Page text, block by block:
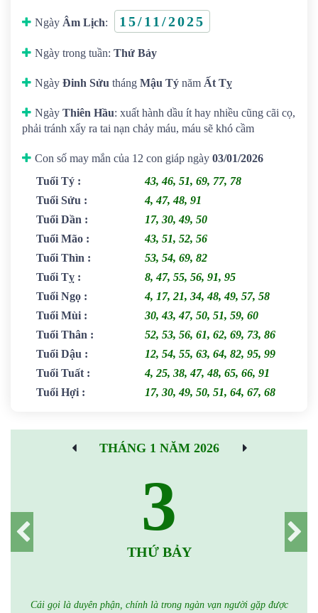
Ngày Âm Lịch: 15/11/2025
Ngày trong tuần: Thứ Bảy
Ngày Đinh Sửu tháng Mậu Tý năm Ất Tỵ
Ngày Thiên Hầu: xuất hành dầu ít hay nhiều cũng cãi cọ,
phải tránh xẩy ra tai nạn chảy máu, máu sẽ khó cầm
Con số may mắn của 12 con giáp ngày 03/01/2026
Tuổi Tý :
43, 46, 51, 69, 77, 78
Tuổi Sửu :
4, 47, 48, 91
Tuổi Dần :
17, 30, 49, 50
Tuổi Mão :
43, 51, 52, 56
Tuổi Thìn :
53, 54, 69, 82
Tuổi Tỵ :
8, 47, 55, 56, 91, 95
Tuổi Ngọ :
4, 17, 21, 34, 48, 49, 57, 58
Tuổi Mùi :
30, 43, 47, 50, 51, 59, 60
Tuổi Thân :
52, 53, 56, 61, 62, 69, 73, 86
Tuổi Dậu :
12, 54, 55, 63, 64, 82, 95, 99
Tuổi Tuất :
4, 25, 38, 47, 48, 65, 66, 91
Tuổi Hợi : 17, 30, 49, 50, 51, 64, 67, 68
THÁNG 1 NĂM 2026
3
THỨ BẢY
Cái gọi là duyên phận, chính là trong ngàn vạn người gặp được